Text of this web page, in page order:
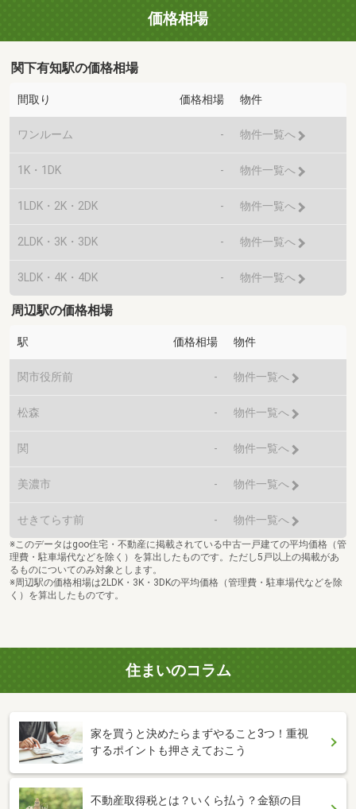
価格相場
関下有知駅の価格相場
間取り 価格相場 物件
ワンルーム - 物件一覧へ
1K・1DK - 物件一覧へ
1LDK・2K・2DK - 物件一覧へ
2LDK・3K・3DK - 物件一覧へ
3LDK・4K・4DK - 物件一覧へ
周辺駅の価格相場
駅 価格相場 物件
関市役所前 - 物件一覧へ
松森 - 物件一覧へ
関 - 物件一覧へ
美濃市 - 物件一覧へ
せきてらす前 - 物件一覧へ
※このデータはgoo住宅・不動産に掲載されている中古一戸建ての平均価格（管
理費・駐車場代などを除く）を算出したものです。ただし5戸以上の掲載があ
るものについてのみ対象とします。
※周辺駅の価格相場は2LDK・3K・3DKの平均価格（管理費・駐車場代などを除
く）を算出したものです。
住まいのコラム
家を買うと決めたらまずやること3つ！重視
するポイントも押さえておこう
不動産取得税とは？いくら払う？金額の目